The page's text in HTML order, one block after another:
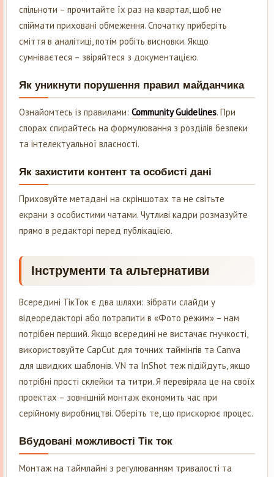
спільноти – прочитайте їх раз на квартал, щоб не
спіймати приховані обмеження. Спочатку приберіть
сміття в аналітиці, потім робіть висновки. Якщо
сумніваєтеся – звіряйтеся з документацією.
Як уникнути порушення правил майданчика
Ознайомтесь із правилами: Community Guidelines. При
спорах спирайтесь на формулювання з розділів безпеки
та інтелектуальної власності.
Як захистити контент та особисті дані
Приховуйте метадані на скріншотах та не світьте
екрани з особистими чатами. Чутливі кадри розмазуйте
прямо в редакторі перед публікацією.
Інструменти та альтернативи
Всередині ТікТок є два шляхи: зібрати слайди у
відеоредакторі або потрапити в «Фото режим» – нам
потрібен перший. Якщо всередині не вистачає гнучкості,
використовуйте CapCut для точних таймінгів та Canva
для швидких шаблонів. VN та InShot теж підійдуть, якщо
потрібні прості склейки та титри. Я перевіряла це на своїх
проектах – зовнішній монтаж економить час при
серійному виробництві. Оберіть те, що прискорює процес.
Вбудовані можливості Тік ток
Монтаж на таймлайні з регулюванням тривалості та